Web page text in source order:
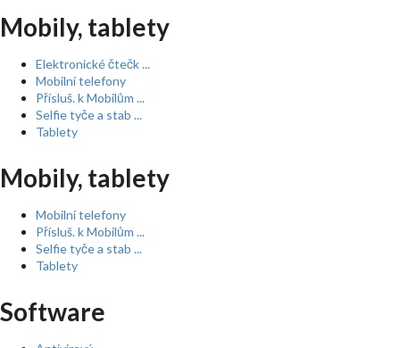
Mobily, tablety
Elektronické čtečk ...
Mobilní telefony
Přísluš. k Mobilům ...
Selfie tyče a stab ...
Tablety
Mobily, tablety
Mobilní telefony
Přísluš. k Mobilům ...
Selfie tyče a stab ...
Tablety
Software